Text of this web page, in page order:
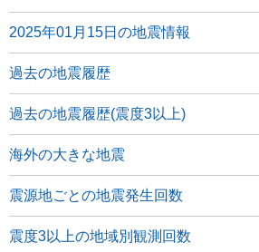
2025年01月15日の地震情報
過去の地震履歴
過去の地震履歴(震度3以上)
海外の大きな地震
震源地ごとの地震発生回数
震度3以上の地域別観測回数